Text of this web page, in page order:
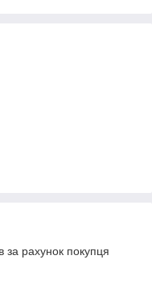
за рахунок покупця